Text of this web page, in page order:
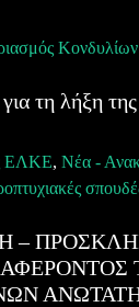
τη λήξη
ΕΛΚΕ, Νέα -
–